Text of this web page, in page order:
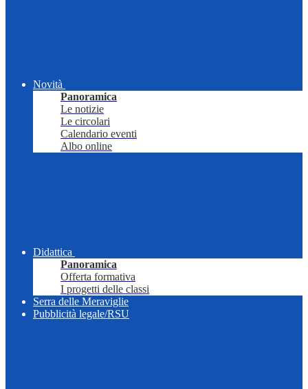
Novità
Panoramica
Le notizie
Le circolari
Calendario eventi
Albo online
Didattica
Panoramica
Offerta formativa
I progetti delle classi
Serra delle Meraviglie
Pubblicità legale/RSU